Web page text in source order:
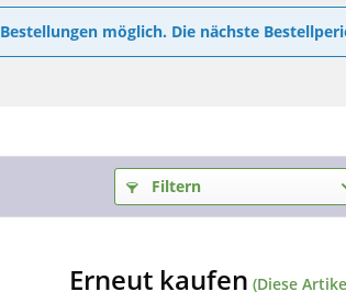
Bestellungen möglich. Die nächste
Filtern
Erneut kaufen (Diese